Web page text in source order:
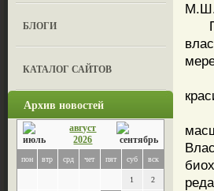
БЛОГИ
КАТАЛОГ САЙТОВ
Архив новостей
август
2026
пон втр срд чет пят суб вск
1 2
По